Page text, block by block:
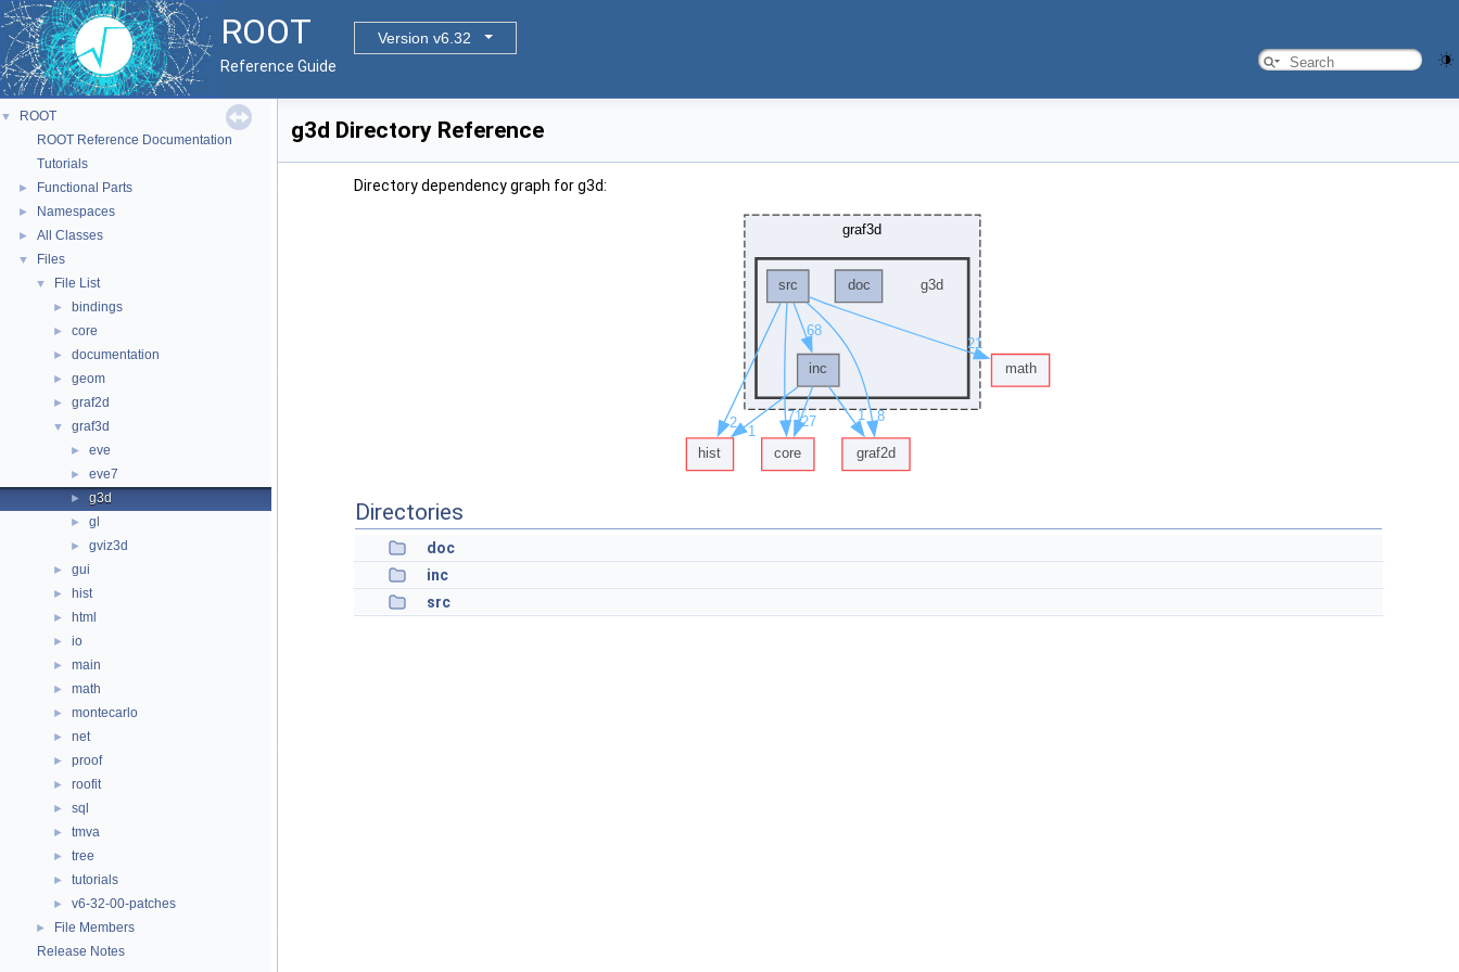
ROOT
Version v6.32
Reference Guide
▼
ROOT
ROOT Reference Documentation
Tutorials
► Functional Parts
► Namespaces
► All Classes
▼ Files
▼ File List
► bindings
► core
► documentation
► geom
► graf2d
▼ graf3d
► eve
► eve7
► g3d
► gl
► gviz3d
► gui
► hist
► html
► io
► main
► math
► montecarlo
► net
► proof
► roofit
► sql
► tmva
► tree
► tutorials
► v6-32-00-patches
►
File Members
Release Notes
g3d Directory Reference
Directory dependency graph for g3d:
Directories
doc
inc
src